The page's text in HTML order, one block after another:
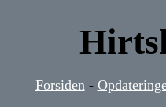
Forsiden -